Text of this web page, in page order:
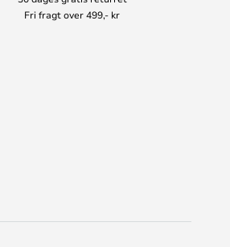
Fri fragt over 499,- kr